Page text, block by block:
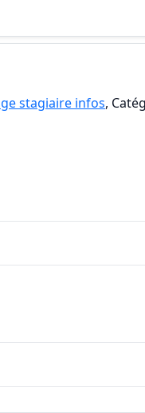
stagiaire infos,